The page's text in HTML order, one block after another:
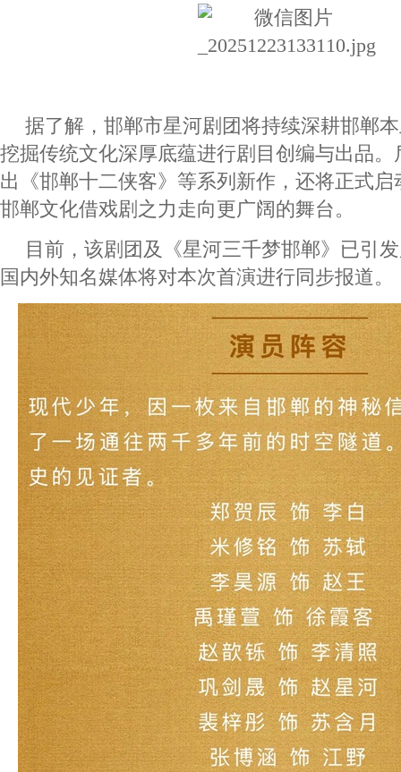
据了解，邯郸市星河剧团将持续深耕邯郸
挖掘传统文化深厚底蕴进行剧目创编与出品
出《邯郸十二侠客》等系列新作，还将正式
邯郸文化借戏剧之力走向更广阔的舞台。
目前，该剧团及《星河三千梦邯郸》已引
国内外知名媒体将对本次首演进行同步报道。